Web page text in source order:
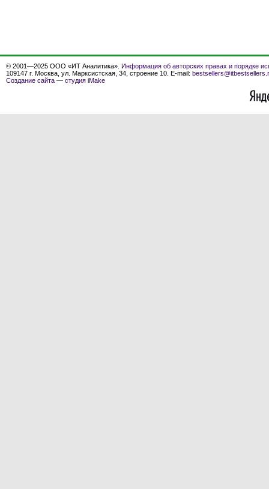
© 2001—2025 ООО «ИТ Аналитика». Информация об авторских правах и порядке
109147 г. Москва, ул. Марксистская, 34, строение 10. E-mail:
Создание сайта — студия iMake